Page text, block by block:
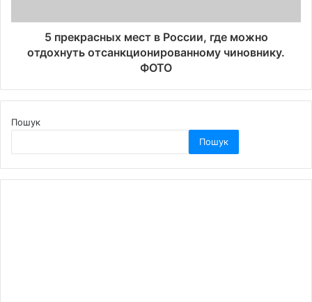
5 прекрасных мест в России, где можно
отдохнуть отсанкционированному чиновнику.
ФОТО
Пошук
Пошук